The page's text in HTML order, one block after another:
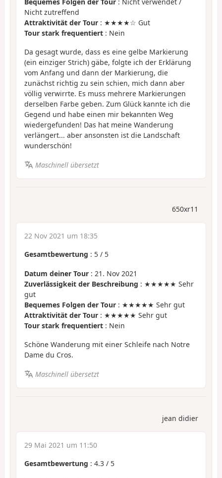
Nicht zutreffend
Attraktivität der Tour : ★★★★☆ Gut
Tour stark frequentiert : Nein
Da gesagt wurde, dass es eine gelbe Markierung
(ein einziger Strich) gäbe, folgte ich der Erklärung
vom Anfang und dann der Markierung, die
zunächst richtig zu sein schien, mich dann aber
völlig verwirrte. Es muss mehrere Markierungen
derselben Farbe geben. Zum Glück kannte ich die
Gegend und habe einen mir bekannten Weg
wiedergefunden! Das hat meine Wanderung
verlängert... aber ansonsten ist die Landschaft
wunderschön!
Maschinell übersetzt
650xr11
22 Nov 2021 um 18:35
Gesamtbewertung : 5 / 5
Datum deiner Tour : 21. Nov 2021
Zuverlässigkeit der Beschreibung : ★★★★★ Sehr
gut
Bequemes Folgen der Tour : ★★★★★ Sehr gut
Attraktivität der Tour : ★★★★★ Sehr gut
Tour stark frequentiert : Nein
Schöne Wanderung mit einer Schleife nach Notre
Dame du Cros.
Maschinell übersetzt
jean didier
29 Mai 2021 um 11:50
Gesamtbewertung : 4.3 / 5